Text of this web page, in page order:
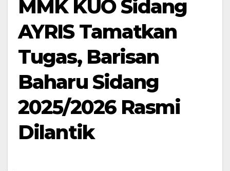
MMK KUO Sidang
AYRIS Tamatkan
Tugas, Barisan
Baharu Sidang
2025/2026 Rasmi
Dilantik